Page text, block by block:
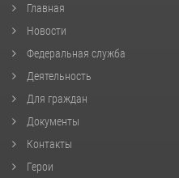
Главная
Новости
Федеральная служба
Деятельность
Для граждан
Документы
Контакты
Герои